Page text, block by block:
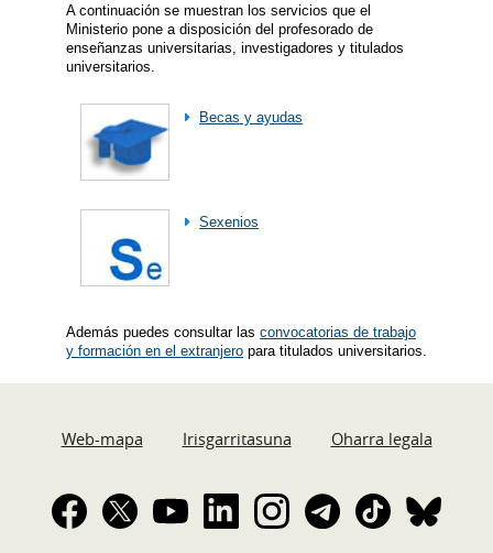
A continuación se muestran los servicios que el
Ministerio pone a disposición del profesorado de
enseñanzas universitarias, investigadores y titulados
universitarios.
Becas y ayudas
Sexenios
Además puedes consultar las convocatorias de trabajo
y formación en el extranjero para titulados universitarios.
Web-mapa Irisgarritasuna Oharra legala